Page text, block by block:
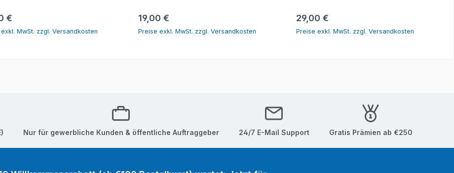
Preis:
€
MwSt. zzgl. Versandkosten
Regulärer Preis:
19,00 €
Preise exkl. MwSt. zzgl. Versandkosten
Regulärer Preis:
29,00 €
Preise exkl. MwSt. zzgl. Versandkosten
Nur für gewerbliche Kunden & öffentliche Auftraggeber 24/7 E-Mail Support Gratis Prämien ab €250